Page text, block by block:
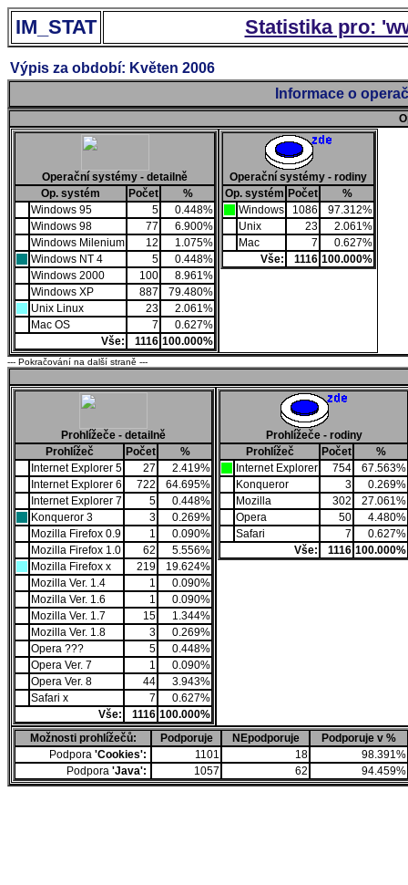
IM_STAT Statistika pro:
Výpis za období: Květen 2006
Informace o
Operační systémy - detailně
Op. systém
Počet
%
Windows 95
5
0.448%
Windows 98
77
6.900%
Windows Milenium
12
1.075%
Windows NT 4
5
0.448%
Windows 2000
100
8.961%
Windows XP
887
79.480%
Unix Linux
23
2.061%
Mac OS
7
0.627%
Vše:
1116 100.000%
Operační systémy - rodiny
Op. systém Počet
%
Windows
1086
97.312%
Unix
23
2.061%
Mac
7
0.627%
Vše:
1116 100.000%
--- Pokračování na další straně ---
Prohlížeče - detailně
Prohlížeč
Počet
%
Internet Explorer 5
27
2.419%
Internet Explorer 6
722
64.695%
Internet Explorer 7
5
0.448%
Konqueror 3
3
0.269%
Mozilla Firefox 0.9
1
0.090%
Mozilla Firefox 1.0
62
5.556%
Mozilla Firefox x
219
19.624%
Mozilla Ver. 1.4
1
0.090%
Mozilla Ver. 1.6
1
0.090%
Mozilla Ver. 1.7
15
1.344%
Mozilla Ver. 1.8
3
0.269%
Opera ???
5
0.448%
Opera Ver. 7
1
0.090%
Opera Ver. 8
44
3.943%
Safari x
7
0.627%
Vše:
1116 100.000%
Prohlížeče - rodiny
Prohlížeč
Počet
%
Internet Explorer
754
67.563%
Konqueror
3
0.269%
Mozilla
302
27.061%
Opera
50
4.480%
Safari
7
0.627%
Vše:
1116 100.000%
Možnosti prohlížečů: Podporuje NEpodporuje
Podporuje v %
Podpora 'Cookies': 1101 18
98.391%
Podpora 'Java': 1057 62 94.459%